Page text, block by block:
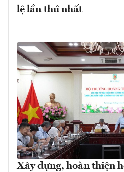
lệ lần thứ nhất
Xây dựng, hoàn thiện